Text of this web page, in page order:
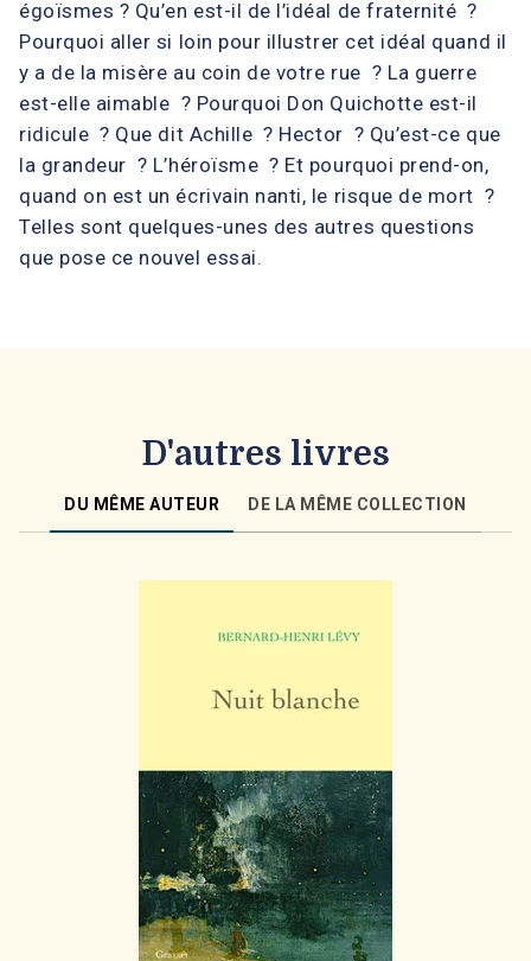
égoïsmes ? Qu’en est-il de l’idéal de fraternité ?
Pourquoi aller si loin pour illustrer cet idéal quand il
y a de la misère au coin de votre rue ? La guerre
est-elle aimable ? Pourquoi Don Quichotte est-il
ridicule ? Que dit Achille ? Hector ? Qu’est-ce que
la grandeur ? L’héroïsme ? Et pourquoi prend-on,
quand on est un écrivain nanti, le risque de mort ?
Telles sont quelques-unes des autres questions
que pose ce nouvel essai.
D'autres livres
DU MÊME AUTEUR DE LA MÊME COLLECTION